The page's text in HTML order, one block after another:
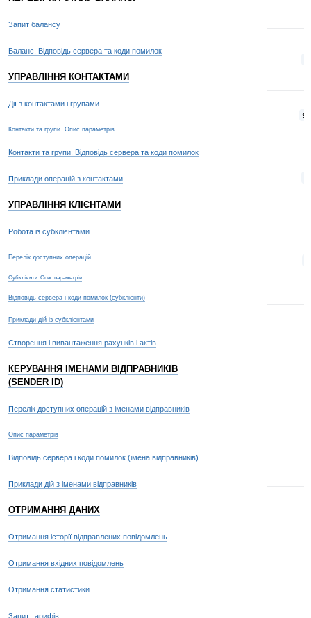
Запит балансу
Баланс. Відповідь сервера та коди помилок
УПРАВЛІННЯ КОНТАКТАМИ
Дії з контактами і групами
Контакти та групи. Опис параметрів
Контакти та групи. Відповідь сервера та коди помилок
Приклади операцій з контактами
УПРАВЛІННЯ КЛІЄНТАМИ
Робота із субклієнтами
Перелік доступних операцій
Субклієнти. Опис параметрів
Відповідь сервера і коди помилок (субклієнти)
Приклади дій із субклієнтами
Створення і вивантаження рахунків і актів
КЕРУВАННЯ ІМЕНАМИ ВІДПРАВНИКІВ
(SENDER ID)
Перелік доступних операцій з іменами відправників
Опис параметрів
Відповідь сервера і коди помилок (імена відправників)
Приклади дій з іменами відправників
ОТРИМАННЯ ДАНИХ
Отримання історії відправлених повідомлень
Отримання вхідних повідомлень
Отримання статистики
Запит тарифів